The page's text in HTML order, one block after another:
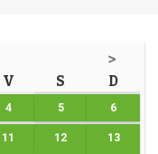
>
V S D
4 5 6
11 12 13